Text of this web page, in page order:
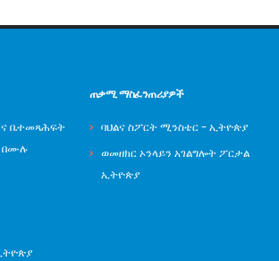
ቤተመጻሕፍት
በሙሉ
ጠቃሚ ማስፈንጠሪያዎች
ባህልና ስፖርት ሚንስቴር - ኢትዮጵያ
ወመዘክር ኦንላይን አገልግሎት ፖርታል
ኢትዮጵያ